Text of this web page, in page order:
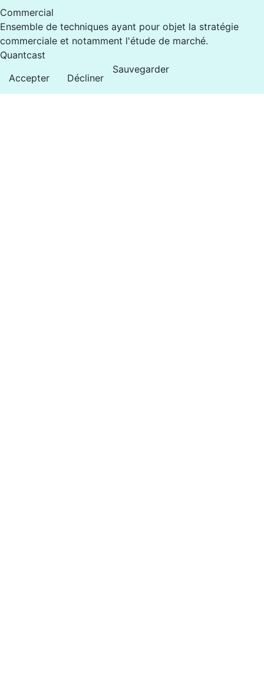
Commercial
Ensemble de techniques ayant pour objet la stratégie
commerciale et notamment l'étude de marché.
Quantcast
Accepter
Décliner
Sauvegarder